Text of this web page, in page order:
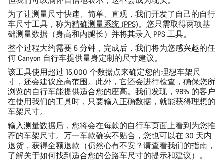
为了让测量尺寸快速、简单、直观，我们开发了自己的自行
车尺寸工具，称为精确测量系统 (PPS)。您只需取得两项基
础测量数据（身高和内腿长）并将其录入 PPS 工具。
整个过程大约需要 5 分钟，完成后，我们将为您感兴趣的任
何 Canyon 自行车提供量身定制的尺寸建议。
该工具使用超过 15,000 个数据点来确定您的理想车架尺
寸，还会建议座高范围。此外，它还会进行检查，确保您所
浏览的自行车能提供适合您的座高。我们发现，98% 的客户
在使用我们的工具时，只要输入正确数据，就能获得理想的
车架尺寸。
输入测量数据后，您将会在每款的自行车页面上看到为您推
荐的车架尺寸。万一车款确实不贴合，您也可以在 30 天内
退货，获得全额退款（仍然心有不安？请查看我们的指南，
了解关于如何找到适合您的公路车尺寸的提示和建议）。